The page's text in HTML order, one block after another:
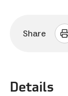
Share
Details